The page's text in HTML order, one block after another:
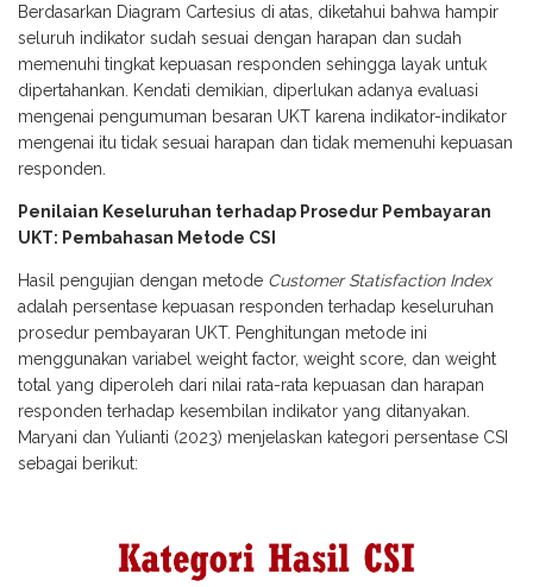
Berdasarkan Diagram Cartesius di atas, diketahui bahwa hampir
seluruh indikator sudah sesuai dengan harapan dan sudah
memenuhi tingkat kepuasan responden sehingga layak untuk
dipertahankan. Kendati demikian, diperlukan adanya evaluasi
mengenai pengumuman besaran UKT karena indikator-indikator
mengenai itu tidak sesuai harapan dan tidak memenuhi kepuasan
responden.
Penilaian Keseluruhan terhadap Prosedur Pembayaran
UKT: Pembahasan Metode CSI
Hasil pengujian dengan metode Customer Statisfaction Index
adalah persentase kepuasan responden terhadap keseluruhan
prosedur pembayaran UKT. Penghitungan metode ini
menggunakan variabel weight factor, weight score, dan weight
total yang diperoleh dari nilai rata-rata kepuasan dan harapan
responden terhadap kesembilan indikator yang ditanyakan.
Maryani dan Yulianti (2023) menjelaskan kategori persentase CSI
sebagai berikut: